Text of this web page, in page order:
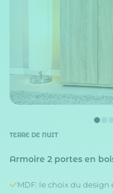
TERRE DE NUIT
Armoire 2 portes en
MDF: le choix du design